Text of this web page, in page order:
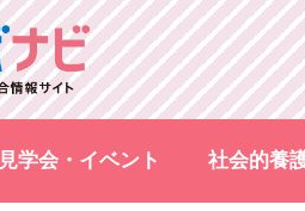
見学会・イベント 社会的養